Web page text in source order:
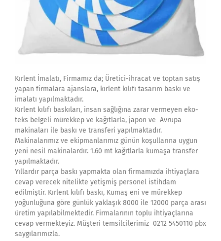
Kırlent İmalatı, Firmamız da; Üretici-ihracat ve toptan satış
yapan firmalara ajanslara, kırlent kılıfı tasarım baskı ve
imalatı yapılmaktadır.
Kırlent kılıfı baskıları, insan sağlığına zarar vermeyen eko-
teks belgeli mürekkep ve kağıtlarla, japon ve Avrupa
makinaları ile baskı ve transferi yapılmaktadır.
Makinalarımız ve ekipmanlarımız günün koşullarına uygun
yeni nesil makinalardır. 1.60 mt kağıtlarla kumaşa transfer
yapılmaktadır.
Yıllardır parça baskı yapmakta olan firmamızda ihtiyaçlara
cevap verecek nitelikte yetişmiş personel istihdam
edilmiştir. Kırlent kılıfı baskı, Kumaş eni ve mürekkep
yoğunluğuna göre günlük yaklaşık 8000 ile 12000 parça arası
üretim yapılabilmektedir. Firmalarının toplu ihtiyaçlarına
cevap vermekteyiz. Müşteri temsilcilerimiz 0212 5450110 pbx
saygılarımızla.